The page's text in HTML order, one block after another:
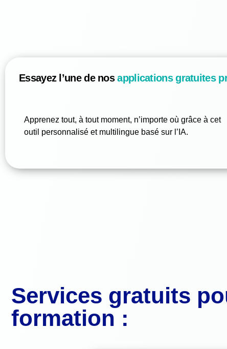
Essayez l’une de nosapplications gratuites
Apprenez tout, à tout moment, n’importe où grâce à cet
outil personnalisé et multilingue basé sur l’IA.
Services gratuits
formation :